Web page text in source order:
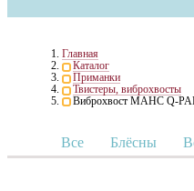
Главная
Каталог
Приманки
Твистеры, виброхвосты
Виброхвост МАНС Q-
Все Блёсны